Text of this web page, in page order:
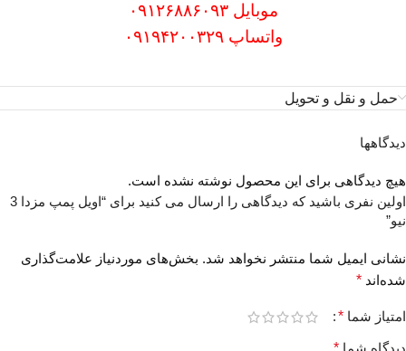
موبایل ۰۹۱۲۶۸۸۶۰۹۳
واتساپ ۰۹۱۹۴۲۰۰۳۲۹
حمل و نقل و تحویل
دیدگاهها
هیچ دیدگاهی برای این محصول نوشته نشده است.
اولین نفری باشید که دیدگاهی را ارسال می کنید برای “اویل پمپ مزدا 3
نیو”
نشانی ایمیل شما منتشر نخواهد شد. بخش‌های موردنیاز علامت‌گذاری
شده‌اند *
امتیاز شما *
دیدگاه شما *